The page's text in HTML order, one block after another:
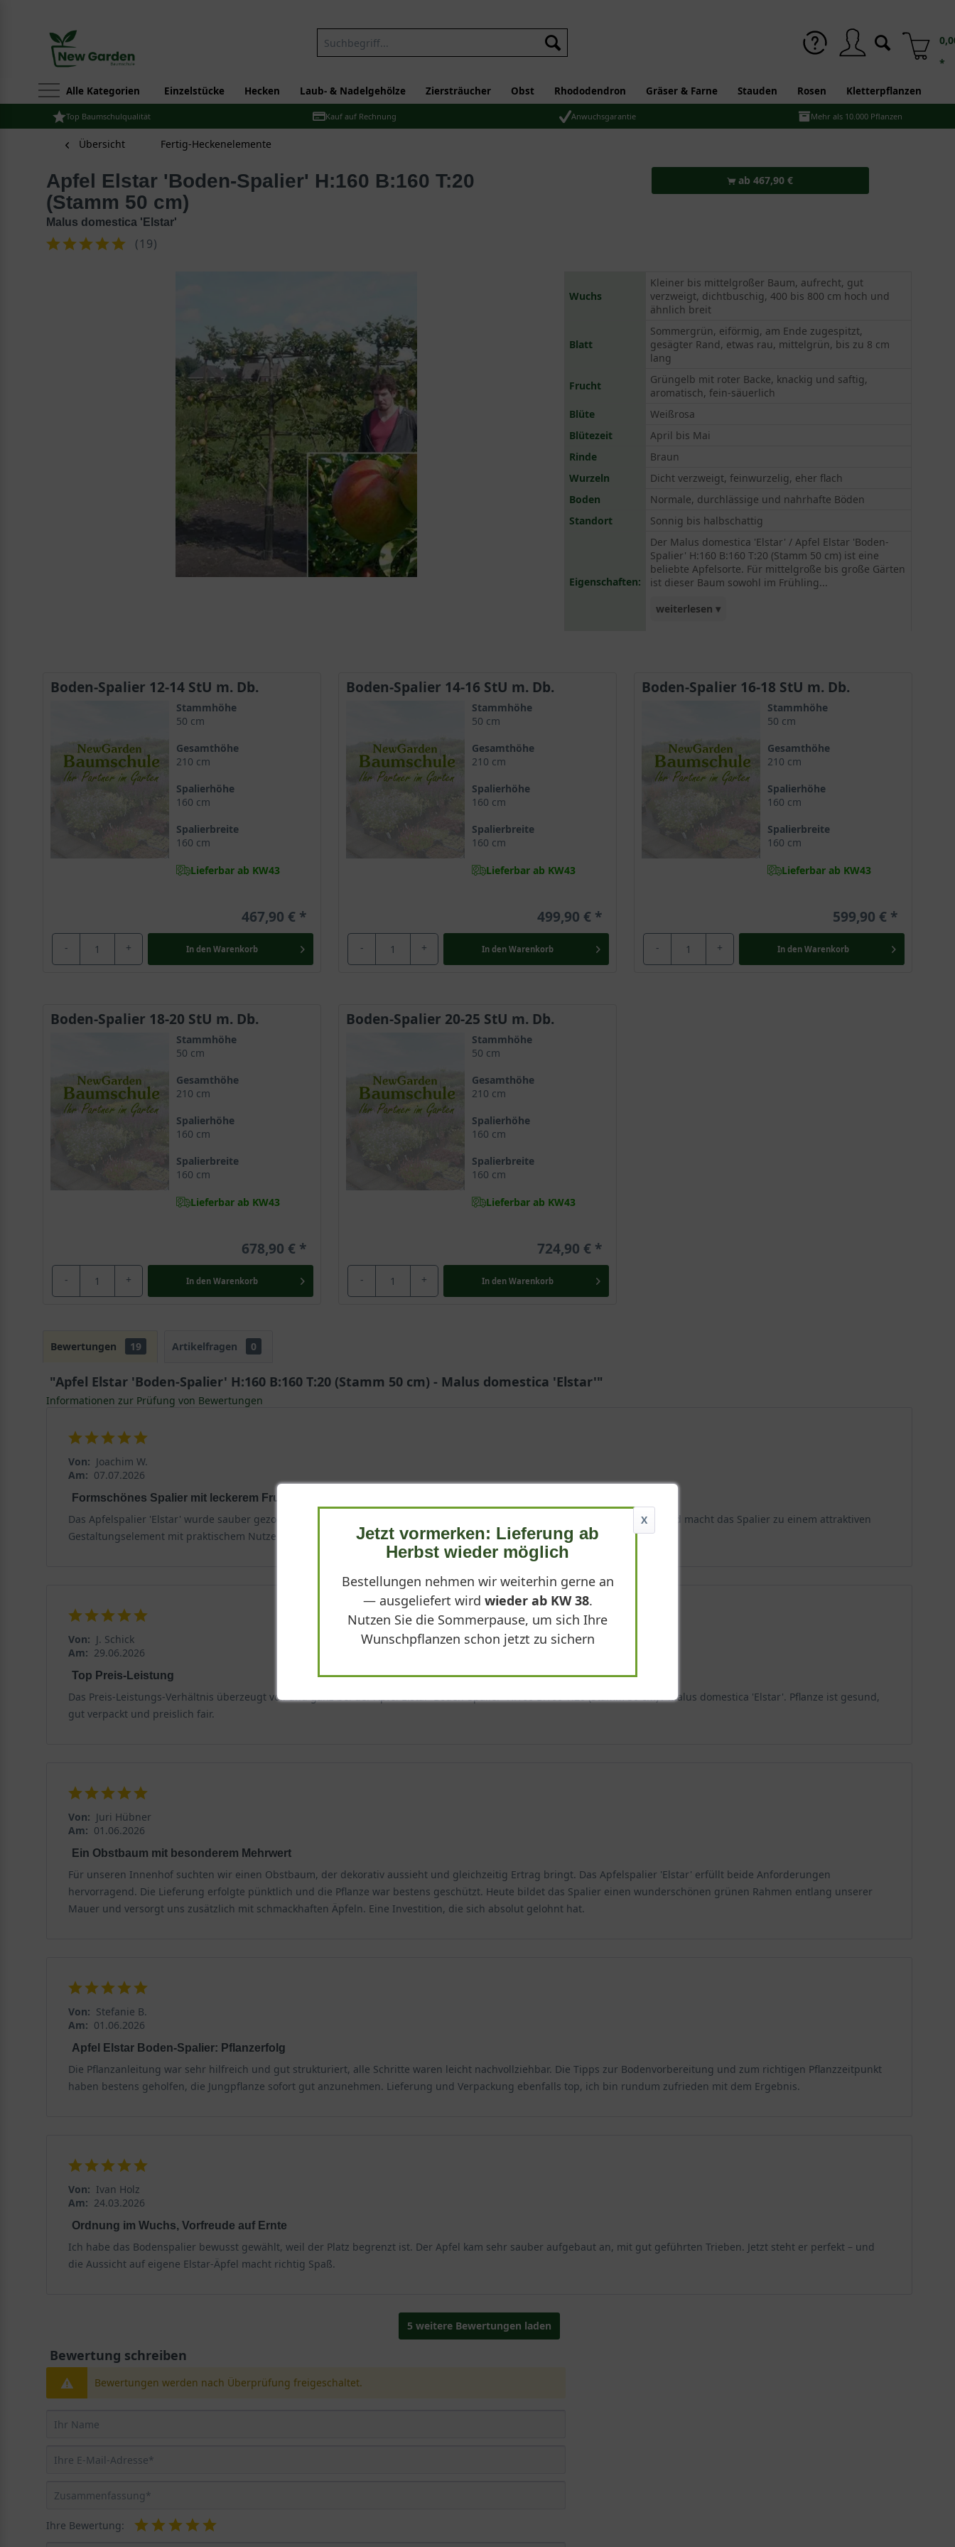
*
Alle Kategorien Einzelstücke Hecken Laub- & Nadelgehölze Ziersträucher Obst Rhododendron Gräser & Farne Stauden Rosen Kletterpflanzen
Top Baumschulqualität Kauf auf Rechnung Anwuchsgarantie Mehr als 10.000 Pflanzen
Übersicht Fertig-Heckenelemente
Apfel Elstar 'Boden-Spalier' H:160 B:160 T:20
(Stamm 50 cm)
Malus domestica 'Elstar'
(19)
ab 467,90 €
Wuchs
Kleiner bis mittelgroßer Baum, aufrecht, gut
verzweigt, dichtbuschig, 400 bis 800 cm hoch und
ähnlich breit
Blatt
Sommergrün, eiförmig, am Ende zugespitzt,
gesägter Rand, etwas rau, mittelgrün, bis zu 8 cm
lang
Frucht
Grüngelb mit roter Backe, knackig und saftig,
aromatisch, fein-säuerlich
Blüte
Weißrosa
Blütezeit
April bis Mai
Rinde
Braun
Wurzeln
Dicht verzweigt, feinwurzelig, eher flach
Boden
Normale, durchlässige und nahrhafte Böden
Standort
Sonnig bis halbschattig
Eigenschaften:
Der Malus domestica 'Elstar' / Apfel Elstar 'Boden-
Spalier' H:160 B:160 T:20 (Stamm 50 cm) ist eine
beliebte Apfelsorte. Für mittelgroße bis große Gärten
ist dieser Baum sowohl im Frühling...
weiterlesen ▾
Zu den optimalen Befruchtern gelten die Sorten
'James Grieve', 'Pinova' und 'Laxtons Superb'.
Boden-Spalier 12-14 StU m. Db.
Stammhöhe
50 cm
Gesamthöhe
210 cm
Spalierhöhe
160 cm
Spalierbreite
160 cm
Lieferbar ab KW43
467,90 €
- + In den Warenkorb
Boden-Spalier 14-16 StU m. Db.
Stammhöhe
50 cm
Gesamthöhe
210 cm
Spalierhöhe
160 cm
Spalierbreite
160 cm
Lieferbar ab KW43
499,90 €
- + In den Warenkorb
Boden-Spalier 16-18 StU m. Db.
Stammhöhe
50 cm
Gesamthöhe
210 cm
Spalierhöhe
160 cm
Spalierbreite
160 cm
Lieferbar ab KW43
599,90 €
- + In den Warenkorb
Boden-Spalier 18-20 StU m. Db.
Stammhöhe
50 cm
Gesamthöhe
210 cm
Spalierhöhe
160 cm
Spalierbreite
160 cm
Lieferbar ab KW43
678,90 €
- + In den Warenkorb
Boden-Spalier 20-25 StU m. Db.
Stammhöhe
50 cm
Gesamthöhe
210 cm
Spalierhöhe
160 cm
Spalierbreite
160 cm
Lieferbar ab KW43
724,90 €
- + In den Warenkorb
Bewertungen 19 Artikelfragen 0
"Apfel Elstar 'Boden-Spalier' H:160 B:160 T:20 (Stamm 50 cm) - Malus domestica 'Elstar'"
Informationen zur Prüfung von Bewertungen
Von: Joachim W.
Am: 07.07.2026
Formschönes Spalier mit leckerem Fruchtertrag
Das Apfelspalier 'Elstar' wurde sauber gezogen und sehr sorgfältig geliefert. Die Form ist bereits hervorragend ausgeprägt und macht das Spalier zu einem attraktiven
Gestaltungselement mit praktischem Nutzen.
Von: J. Schick
Am: 29.06.2026
Top Preis-Leistung
Das Preis-Leistungs-Verhältnis überzeugt voll und ganz bei der Apfel Elstar 'Boden-Spalier' H:160 B:160 T:20 (Stamm 50 cm) / Malus domestica 'Elstar'. Pflanze ist gesund,
gut verpackt und preislich fair.
Von: Juri Hübner
Am: 01.06.2026
Ein Obstbaum mit besonderem Mehrwert
Für unseren Innenhof suchten wir einen Obstbaum, der dekorativ aussieht und gleichzeitig Ertrag bringt. Das Apfelspalier 'Elstar' erfüllt beide Anforderungen
hervorragend. Die Lieferung erfolgte pünktlich und die Pflanze war bestens geschützt. Heute bildet das Spalier einen wunderschönen grünen Rahmen entlang unserer
Mauer und versorgt uns zusätzlich mit schmackhaften Äpfeln. Eine Investition, die sich absolut gelohnt hat.
Von: Stefanie B.
Am: 01.06.2026
Apfel Elstar Boden-Spalier: Pflanzerfolg
Die Pflanzanleitung war sehr hilfreich und gut strukturiert, alle Schritte waren leicht nachvollziehbar. Die Tipps zur Bodenvorbereitung und zum richtigen Pflanzzeitpunkt
haben bestens geholfen, die Jungpflanze sofort gut anzunehmen. Lieferung und Verpackung ebenfalls top, ich bin rundum zufrieden mit dem Ergebnis.
Von: Ivan Holz
Am: 24.03.2026
Ordnung im Wuchs, Vorfreude auf Ernte
Ich habe das Bodenspalier bewusst gewählt, weil der Platz begrenzt ist. Der Apfel kam sehr sauber aufgebaut an, mit gut geführten Trieben. Jetzt steht er perfekt – und
die Aussicht auf eigene Elstar-Äpfel macht richtig Spaß.
5 weitere Bewertungen laden
Bewertung schreiben
Bewertungen werden nach Überprüfung freigeschaltet.
Ihre Bewertung:
X
Jetzt vormerken: Lieferung ab
Herbst wieder möglich
Bestellungen nehmen wir weiterhin gerne an
— ausgeliefert wird wieder ab KW 38.
Nutzen Sie die Sommerpause, um sich Ihre
Wunschpflanzen schon jetzt zu sichern